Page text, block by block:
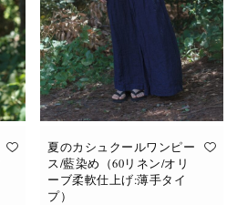
ョ
ン
が
あ
り
ま
オ
プ
シ
ョ
夏のカシュクールワンピー
ス/藍染め（60リネン/オリ
ーブ柔軟仕上げ:薄手タイ
プ）